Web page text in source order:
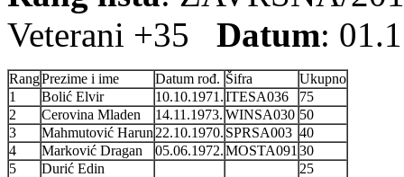
Veterani +35 Datum:
RangPrezime i ime Datum rođ. Šifra
Ukupno
1
Bolić Elvir 10.10.1971.ITESA036
75
2
Cerovina Mladen 14.11.1973. WINSA030 50
3
Mahmutović Harun 22.10.1970. SPRSA003 40
4
Marković Dragan 05.06.1972.MOSTA091 30
5
Durić Edin
25